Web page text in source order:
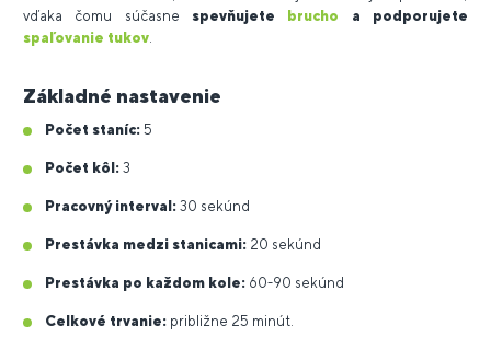
vďaka čomu súčasne spevňujete brucho a podporujete
spaľovanie tukov
Základné nastavenie
Počet staníc: 5
Počet kôl: 3
Pracovný interval: 30 sekúnd
Prestávka medzi stanicami: 20 sekúnd
Prestávka po každom kole: 60-90 sekúnd
Celkové trvanie: približne 25 minút.